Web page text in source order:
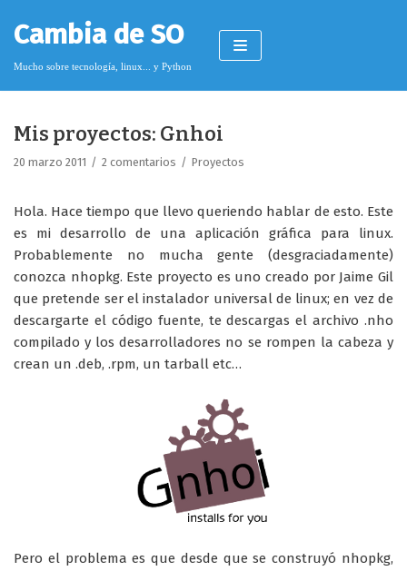
Saltar
al
contenido
Cambia de SO
Mucho sobre tecnología, linux... y Python
Pimagizer
Donar
Licencia de contenido
Cookies
Política de protección de datos
Mis proyectos: Gnhoi
20 marzo 2011 2 comentarios Proyectos
Hola. Hace tiempo que llevo queriendo hablar de esto. Este
es mi desarrollo de una aplicación gráfica para linux.
Probablemente no mucha gente (desgraciadamente)
conozca nhopkg. Este proyecto es uno creado por Jaime Gil
que pretende ser el instalador universal de linux; en vez de
descargarte el código fuente, te descargas el archivo .nho
compilado y los desarrolladores no se rompen la cabeza y
crean un .deb, .rpm, un tarball etc…
Pero el problema es que desde que se construyó nhopkg,